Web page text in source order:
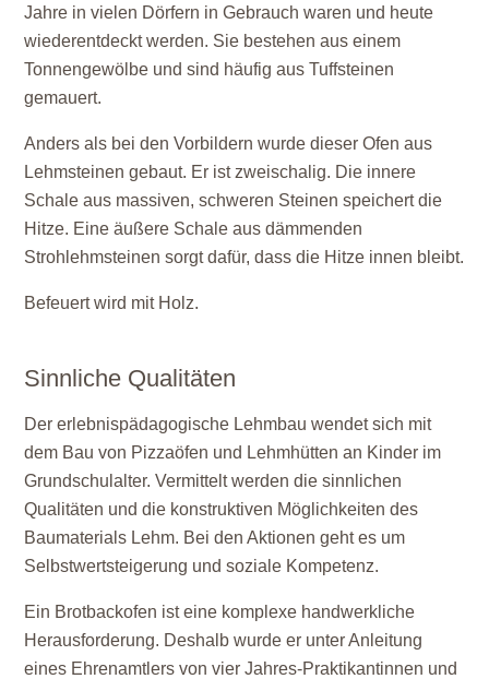
Jahre in vielen Dörfern in Gebrauch waren und heute
wiederentdeckt werden. Sie bestehen aus einem
Tonnengewölbe und sind häufig aus Tuffsteinen
gemauert.
Anders als bei den Vorbildern wurde dieser Ofen aus
Lehmsteinen gebaut. Er ist zweischalig. Die innere
Schale aus massiven, schweren Steinen speichert die
Hitze. Eine äußere Schale aus dämmenden
Strohlehmsteinen sorgt dafür, dass die Hitze innen bleibt.
Befeuert wird mit Holz.
Sinnliche Qualitäten
Der erlebnispädagogische Lehmbau wendet sich mit
dem Bau von Pizzaöfen und Lehmhütten an Kinder im
Grundschulalter. Vermittelt werden die sinnlichen
Qualitäten und die konstruktiven Möglichkeiten des
Baumaterials Lehm. Bei den Aktionen geht es um
Selbstwertsteigerung und soziale Kompetenz.
Ein Brotbackofen ist eine komplexe handwerkliche
Herausforderung. Deshalb wurde er unter Anleitung
eines Ehrenamtlers von vier Jahres-Praktikantinnen und